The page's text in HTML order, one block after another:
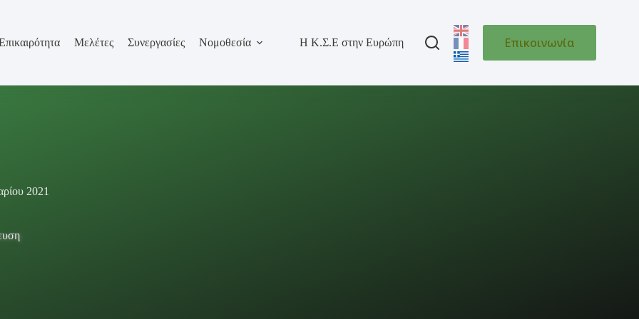
Μελέτες Συνεργασίες Νομοθεσία Η Κ.Σ.Ε στην Ευρώπη Επικοινωνία
2021